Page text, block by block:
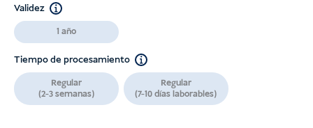
Validez
1 año
Tiempo de procesamiento
Regular
(2-3 semanas)
Regular
(7-10 días laborables)